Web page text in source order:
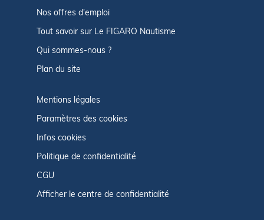
Nos offres d'emploi
Tout savoir sur Le FIGARO Nautisme
Qui sommes-nous ?
Plan du site
Mentions légales
Paramètres des cookies
Infos cookies
Politique de confidentialité
CGU
Afficher le centre de confidentialité